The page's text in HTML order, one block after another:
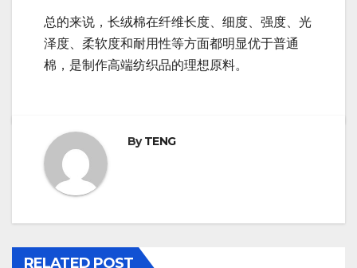
总的来说，长绒棉在纤维长度、细度、强度、光
泽度、柔软度和耐用性等方面都明显优于普通
棉，是制作高端纺织品的理想原料。
ByTENG
RELATED POST